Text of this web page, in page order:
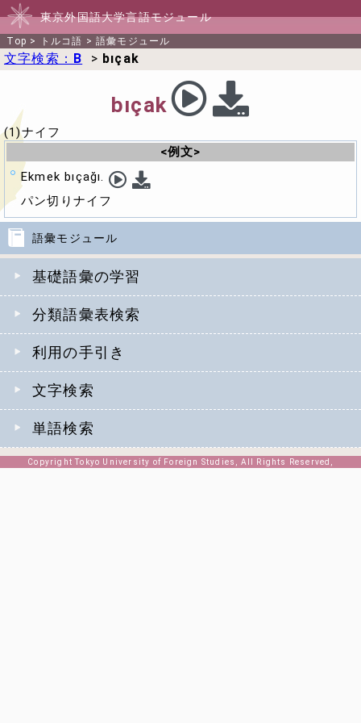
東京外国語大学言語モジュール
Top > トルコ語 >語彙モジュール
語彙モジュール
基礎語彙の学習
分類語彙表検索
利用の手引き
文字検索
単語検索
文字検索： B > bıçak
bıçak
(1)ナイフ
<例文>
Ekmek bıçağı.
パン切りナイフ
Copyright Tokyo University of Foreign Studies, All Rights Reserved,